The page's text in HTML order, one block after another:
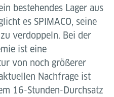
bestehendes Lager aus
es SPIMACO, seine
verdoppeln. Bei der
ist eine
von noch größerer
Nachfrage ist
16-Stunden-Durchsatz